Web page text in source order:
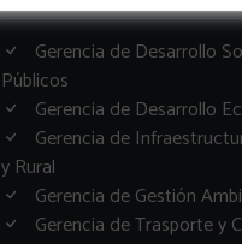
Gerencia de Desarrollo
Públicos
Gerencia de Desarrollo
Gerencia de
y Rural
Gerencia de Gestión
Gerencia de Trasporte y